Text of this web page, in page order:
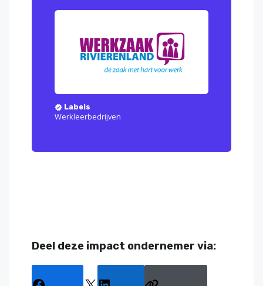
Labels
Werkleerbedrijven
Deel deze impact ondernemer via: